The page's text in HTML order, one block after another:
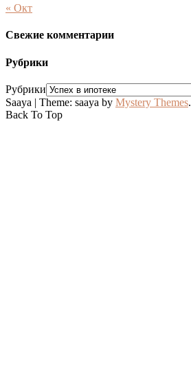
« Окт
Свежие комментарии
Рубрики
Рубрики
Saaya | Theme: saaya by Mystery Themes.
Back To Top